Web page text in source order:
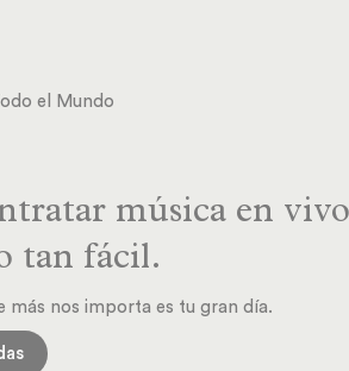
el Mundo
música en
tan fácil.
más nos importa es tu gran día.